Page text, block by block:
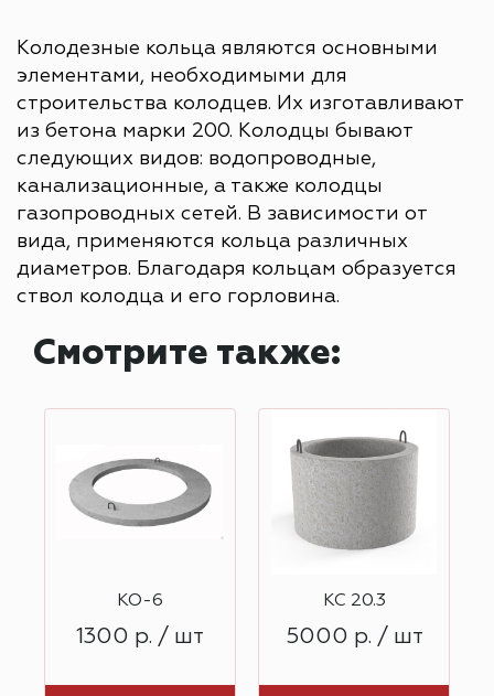
Колодезные кольца являются основными
элементами, необходимыми для
строительства колодцев. Их изготавливают
из бетона марки 200. Колодцы бывают
следующих видов: водопроводные,
канализационные, а также колодцы
газопроводных сетей. В зависимости от
вида, применяются кольца различных
диаметров. Благодаря кольцам образуется
ствол колодца и его горловина.
Смотрите также:
КО-6
1300 р. / шт
КС 20.3
5000 р. / шт